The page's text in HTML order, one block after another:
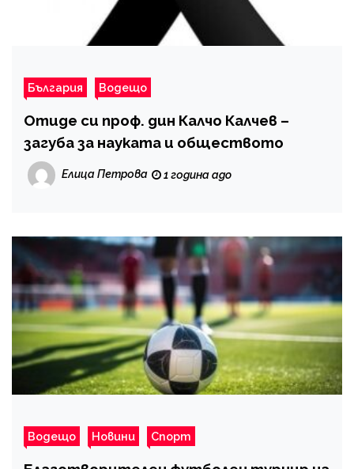
България Водещо
Отиде си проф. дин Калчо Калчев –
загуба за науката и обществото
Елица Петрова 1 година ago
Водещо Новини Спорт